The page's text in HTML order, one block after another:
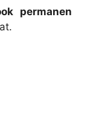
permanen